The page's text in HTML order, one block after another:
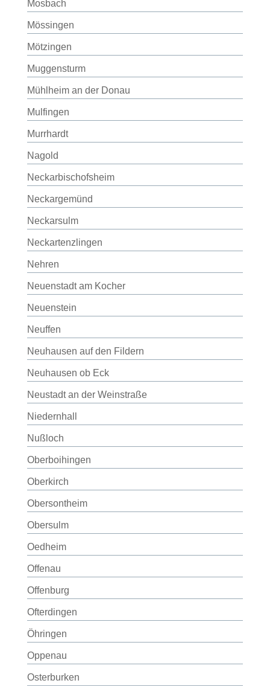
Mosbach
Mössingen
Mötzingen
Muggensturm
Mühlheim an der Donau
Mulfingen
Murrhardt
Nagold
Neckarbischofsheim
Neckargemünd
Neckarsulm
Neckartenzlingen
Nehren
Neuenstadt am Kocher
Neuenstein
Neuffen
Neuhausen auf den Fildern
Neuhausen ob Eck
Neustadt an der Weinstraße
Niedernhall
Nußloch
Oberboihingen
Oberkirch
Obersontheim
Obersulm
Oedheim
Offenau
Offenburg
Ofterdingen
Öhringen
Oppenau
Osterburken